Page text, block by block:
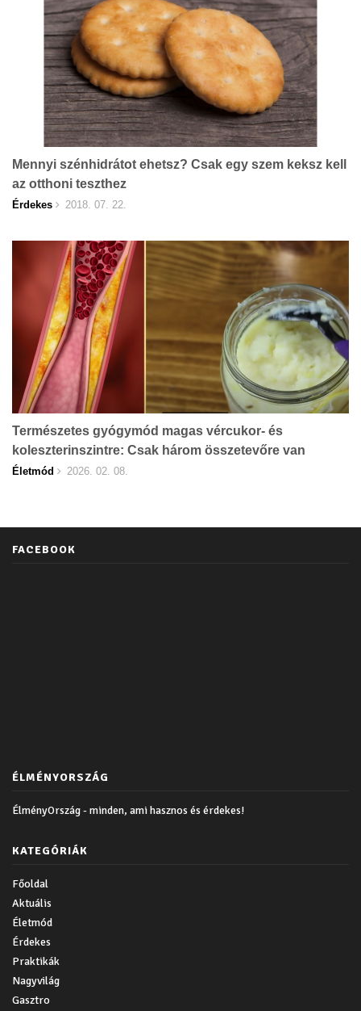
Mennyi szénhidrátot ehetsz? Csak egy szem keksz kell
az otthoni teszthez
Érdekes 2018. 07. 22.
Természetes gyógymód magas vércukor- és
koleszterinszintre: Csak három összetevőre van
szükség
Életmód 2026. 02. 08.
FACEBOOK
ÉLMÉNYORSZÁG
ÉlményOrszág - minden, ami hasznos és érdekes!
KATEGÓRIÁK
Főoldal
Aktuális
Életmód
Érdekes
Praktikák
Nagyvilág
Gasztro